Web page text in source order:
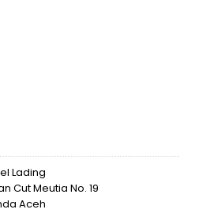
Lading
Cut Meutia No. 19
Aceh